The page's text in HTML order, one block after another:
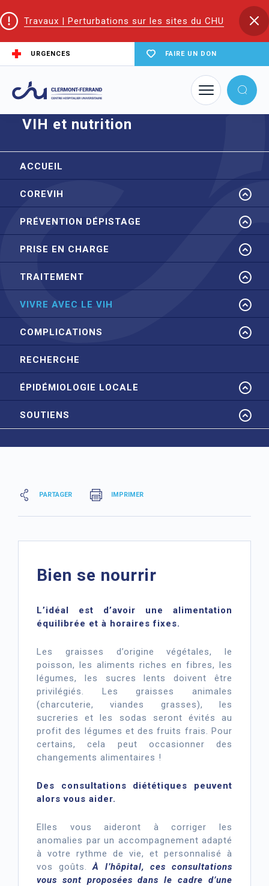
Travaux | Perturbations sur les sites du CHU
URGENCES FAIRE UN DON
Accueil VIH et nutrition
VIH et nutrition
ACCUEIL
COREVIH
PRÉVENTION DÉPISTAGE
PRISE EN CHARGE
TRAITEMENT
VIVRE AVEC LE VIH
COMPLICATIONS
RECHERCHE
ÉPIDÉMIOLOGIE LOCALE
SOUTIENS
PARTAGER IMPRIMER
Bien se nourrir
L’idéal est d’avoir une alimentation
équilibrée et à horaires fixes.
Les graisses d’origine végétales, le
poisson, les aliments riches en fibres, les
légumes, les sucres lents doivent être
privilégiés. Les graisses animales
(charcuterie, viandes grasses), les
sucreries et les sodas seront évités au
profit des légumes et des fruits frais. Pour
certains, cela peut occasionner des
changements alimentaires !
Des consultations diététiques peuvent
alors vous aider.
Elles vous aideront à corriger les
anomalies par un accompagnement adapté
à votre rythme de vie, et personnalisé à
vos goûts.À l’hôpital, ces consultations
vous sont proposées dans le cadre d’une